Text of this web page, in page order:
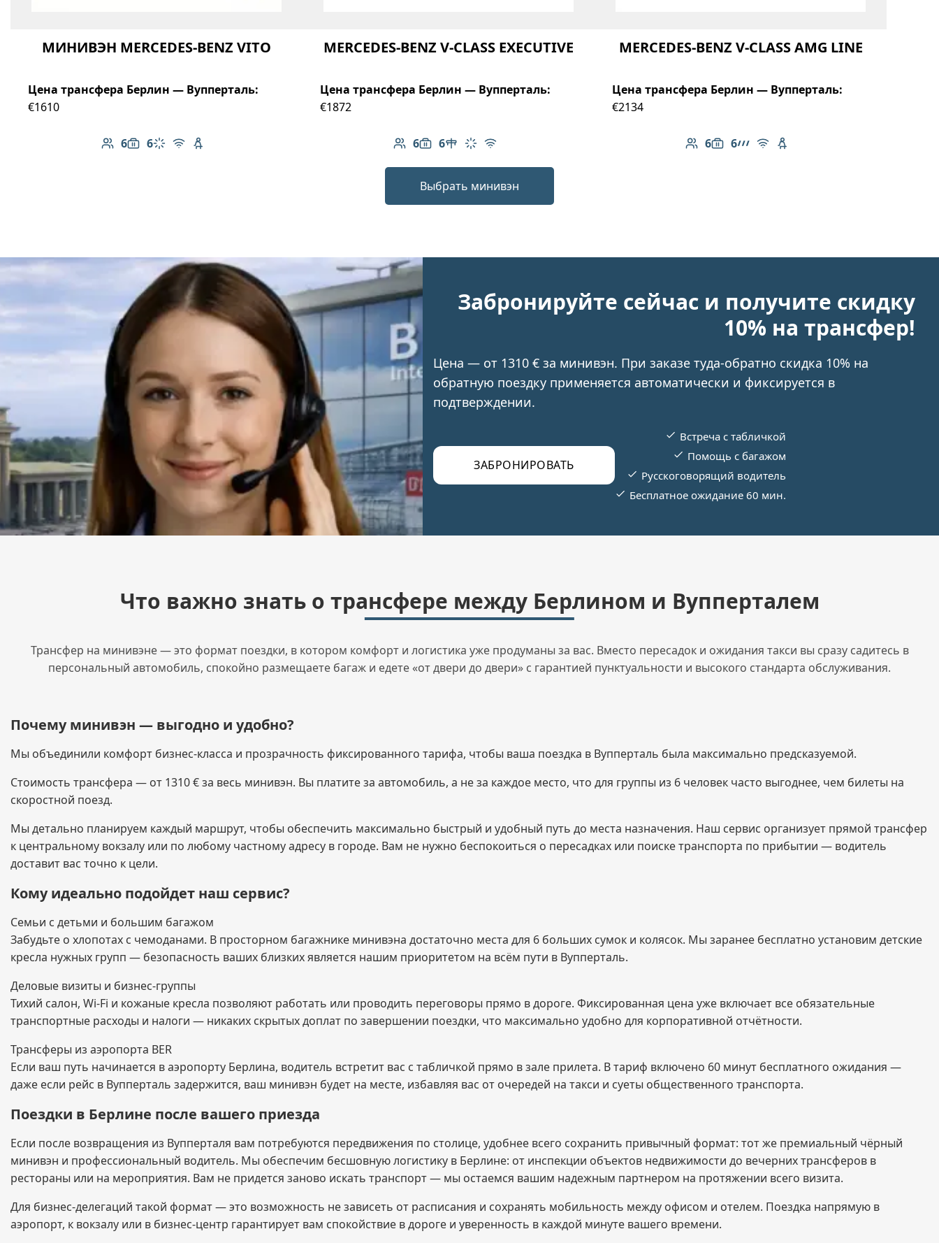
МИНИВЭН MERCEDES-BENZ VITO
Цена трансфера Берлин — Вупперталь:
€1610
6
Количество пассажиров: 6
6
Вместимость багажа: 6
Климат-контроль
Бесплатный Wi-Fi
Детское кресло
MERCEDES-BENZ V-CLASS EXECUTIVE
Цена трансфера Берлин — Вупперталь:
€1872
6
Количество пассажиров: 6
6
Вместимость багажа: 6
Стол в салоне
Климат-контроль
Бесплатный Wi-Fi
MERCEDES-BENZ V-CLASS AMG LINE
Цена трансфера Берлин — Вупперталь:
€2134
6
Количество пассажиров: 6
6
Вместимость багажа: 6
Линейка AMG
Бесплатный Wi-Fi
Детское кресло
Выбрать минивэн
Забронируйте сейчас и получите скидку
10% на трансфер!
Цена — от 1310 € за минивэн. При заказе туда-обратно скидка 10% на
обратную поездку применяется автоматически и фиксируется в
подтверждении.
ЗАБРОНИРОВАТЬ
Встреча с табличкой
Помощь с багажом
Русскоговорящий водитель
Бесплатное ожидание 60 мин.
Что важно знать о трансфере между Берлином и Вупперталем
Трансфер на минивэне — это формат поездки, в котором комфорт и логистика уже продуманы за вас. Вместо пересадок и ожидания такси вы сразу садитесь в
персональный автомобиль, спокойно размещаете багаж и едете «от двери до двери» с гарантией пунктуальности и высокого стандарта обслуживания.
Почему минивэн — выгодно и удобно?
Мы объединили комфорт бизнес-класса и прозрачность фиксированного тарифа, чтобы ваша поездка в Вупперталь была максимально предсказуемой.
Стоимость трансфера — от 1310 € за весь минивэн. Вы платите за автомобиль, а не за каждое место, что для группы из 6 человек часто выгоднее, чем билеты на
скоростной поезд.
Мы детально планируем каждый маршрут, чтобы обеспечить максимально быстрый и удобный путь до места назначения. Наш сервис организует прямой трансфер
к центральному вокзалу или по любому частному адресу в городе. Вам не нужно беспокоиться о пересадках или поиске транспорта по прибытии — водитель
доставит вас точно к цели.
Кому идеально подойдет наш сервис?
Семьи с детьми и большим багажом
Забудьте о хлопотах с чемоданами. В просторном багажнике минивэна достаточно места для 6 больших сумок и колясок. Мы заранее бесплатно установим детские
кресла нужных групп — безопасность ваших близких является нашим приоритетом на всём пути в Вупперталь.
Деловые визиты и бизнес-группы
Тихий салон, Wi-Fi и кожаные кресла позволяют работать или проводить переговоры прямо в дороге. Фиксированная цена уже включает все обязательные
транспортные расходы и налоги — никаких скрытых доплат по завершении поездки, что максимально удобно для корпоративной отчётности.
Трансферы из аэропорта BER
Если ваш путь начинается в аэропорту Берлина, водитель встретит вас с табличкой прямо в зале прилета. В тариф включено 60 минут бесплатного ожидания —
даже если рейс в Вупперталь задержится, ваш минивэн будет на месте, избавляя вас от очередей на такси и суеты общественного транспорта.
Поездки в Берлине после вашего приезда
Если после возвращения из Вупперталя вам потребуются передвижения по столице, удобнее всего сохранить привычный формат: тот же премиальный чёрный
минивэн и профессиональный водитель. Мы обеспечим бесшовную логистику в Берлине: от инспекции объектов недвижимости до вечерних трансферов в
рестораны или на мероприятия. Вам не придется заново искать транспорт — мы остаемся вашим надежным партнером на протяжении всего визита.
Для бизнес-делегаций такой формат — это возможность не зависеть от расписания и сохранять мобильность между офисом и отелем. Поездка напрямую в
аэропорт, к вокзалу или в бизнес-центр гарантирует вам спокойствие в дороге и уверенность в каждой минуте вашего времени.